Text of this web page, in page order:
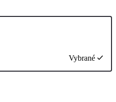
Vybrané